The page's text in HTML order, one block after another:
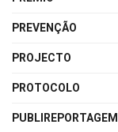
PREVENÇÃO
PROJECTO
PROTOCOLO
PUBLIREPORTAGEM